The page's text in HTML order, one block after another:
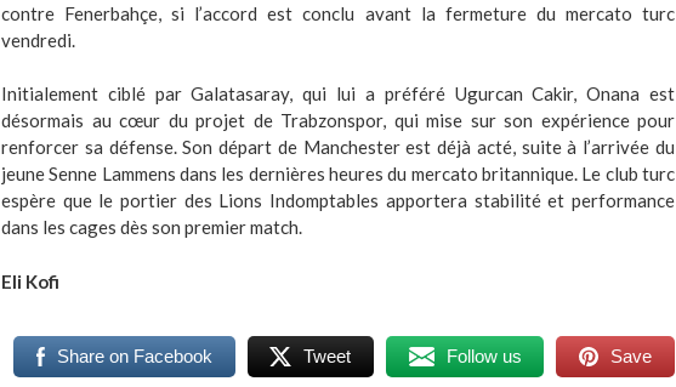
contre Fenerbahçe, si l’accord est conclu avant la fermeture du mercato turc
vendredi.
Initialement ciblé par Galatasaray, qui lui a préféré Ugurcan Cakir, Onana est
désormais au cœur du projet de Trabzonspor, qui mise sur son expérience pour
renforcer sa défense. Son départ de Manchester est déjà acté, suite à l’arrivée du
jeune Senne Lammens dans les dernières heures du mercato britannique. Le club turc
espère que le portier des Lions Indomptables apportera stabilité et performance
dans les cages dès son premier match.
Eli Kofi
Share on Facebook Tweet Follow us Save